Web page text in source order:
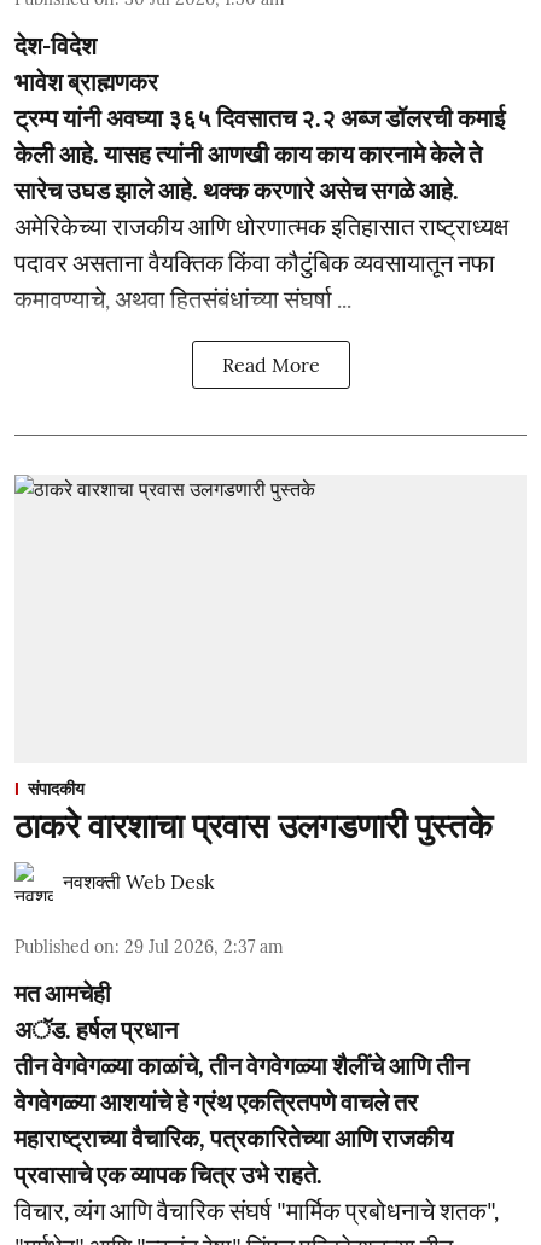
देश-विदेश
भावेश ब्राह्मणकर
ट्रम्प यांनी अवघ्या ३६५ दिवसातच २.२ अब्ज डॉलरची कमाई
केली आहे. यासह त्यांनी आणखी काय काय कारनामे केले ते
सारेच उघड झाले आहे. थक्क करणारे असेच सगळे आहे.
अमेरिकेच्या राजकीय आणि धोरणात्मक इतिहासात राष्ट्राध्यक्ष
पदावर असताना वैयक्तिक किंवा कौटुंबिक व्यवसायातून नफा
कमावण्याचे, अथवा हितसंबंधांच्या संघर्षा ...
Read More
संपादकीय
ठाकरे वारशाचा प्रवास उलगडणारी पुस्तके
नवशक्ती Web Desk
Published on: 29 Jul 2026, 2:37 am
मत आमचेही
अॅड. हर्षल प्रधान
तीन वेगवेगळ्या काळांचे, तीन वेगवेगळ्या शैलींचे आणि तीन
वेगवेगळ्या आशयांचे हे ग्रंथ एकत्रितपणे वाचले तर
महाराष्ट्राच्या वैचारिक, पत्रकारितेच्या आणि राजकीय
प्रवासाचे एक व्यापक चित्र उभे राहते.
विचार, व्यंग आणि वैचारिक संघर्ष "मार्मिक प्रबोधनाचे शतक",